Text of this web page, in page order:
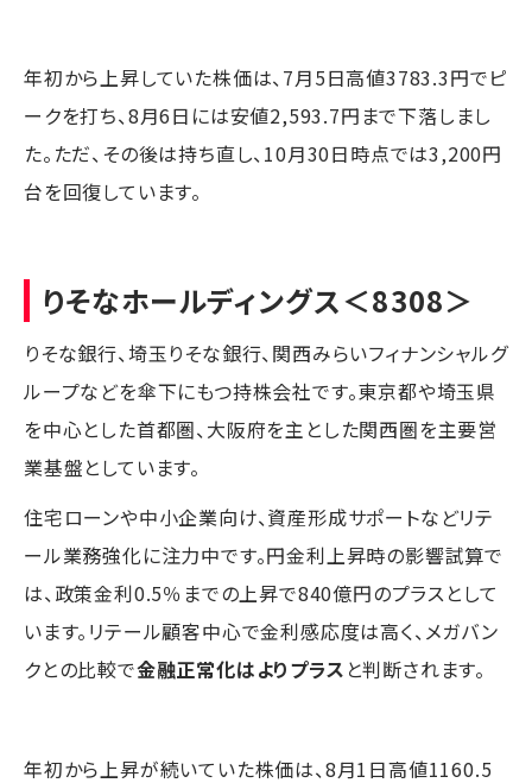
年初から上昇していた株価は、7月5日高値3783.3円でピ
ークを打ち、8月6日には安値2,593.7円まで下落しまし
た。ただ、その後は持ち直し、10月30日時点では3,200円
台を回復しています。
りそなホールディングス＜8308＞
りそな銀行、埼玉りそな銀行、関西みらいフィナンシャルグ
ループなどを傘下にもつ持株会社です。東京都や埼玉県
を中心とした首都圏、大阪府を主とした関西圏を主要営
業基盤としています。
住宅ローンや中小企業向け、資産形成サポートなどリテ
ール業務強化に注力中です。円金利上昇時の影響試算で
は、政策金利0.5％までの上昇で840億円のプラスとして
います。リテール顧客中心で金利感応度は高く、メガバン
クとの比較で金融正常化はよりプラス と判断されます。
年初から上昇が続いていた株価は、8月1日高値1160.5